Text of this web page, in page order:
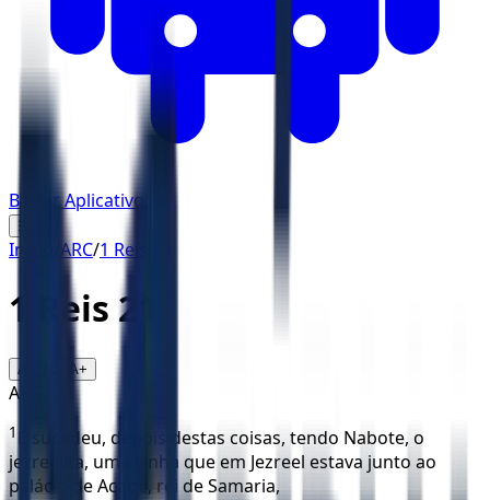
Baixar Aplicativo
☰
Início ARC/1 Reis
1 Reis 21
A- A+
ARC
1
E sucedeu, depois destas coisas, tendo Nabote, o
jezreelita, uma vinha que em Jezreel estava junto ao
palácio de Acabe, rei de Samaria,